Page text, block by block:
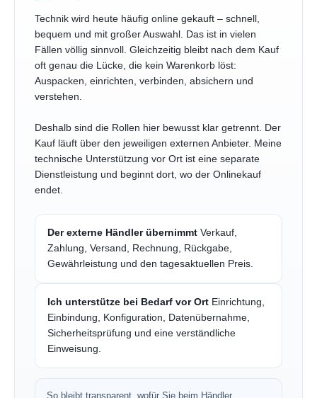
Technik wird heute häufig online gekauft – schnell,
bequem und mit großer Auswahl. Das ist in vielen
Fällen völlig sinnvoll. Gleichzeitig bleibt nach dem Kauf
oft genau die Lücke, die kein Warenkorb löst:
Auspacken, einrichten, verbinden, absichern und
verstehen.
Deshalb sind die Rollen hier bewusst klar getrennt. Der
Kauf läuft über den jeweiligen externen Anbieter. Meine
technische Unterstützung vor Ort ist eine separate
Dienstleistung und beginnt dort, wo der Onlinekauf
endet.
Der externe Händler übernimmt Verkauf,
Zahlung, Versand, Rechnung, Rückgabe,
Gewährleistung und den tagesaktuellen Preis.
Ich unterstütze bei Bedarf vor Ort Einrichtung,
Einbindung, Konfiguration, Datenübernahme,
Sicherheitsprüfung und eine verständliche
Einweisung.
So bleibt transparent, wofür Sie beim Händler